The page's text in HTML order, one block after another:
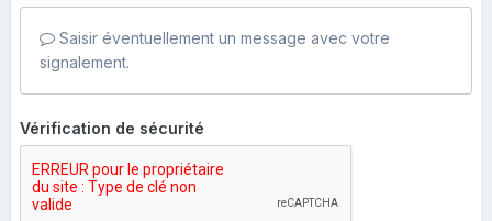
Saisir éventuellement un message avec votre
signalement.
Vérification de sécurité